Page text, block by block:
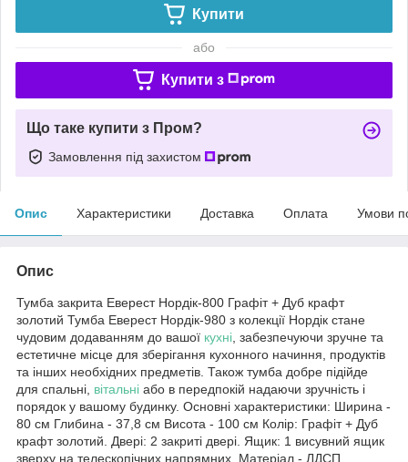
Купити
або
Купити з
Що таке купити з Пром?
Замовлення під захистом
Опис Характеристики Доставка Оплата Умови
Опис
Тумба закрита Еверест Нордік-800 Графіт + Дуб крафт
золотий Тумба Еверест Нордік-980 з колекції Нордік стане
чудовим додаванням до вашої кухні , забезпечуючи зручне та
естетичне місце для зберігання кухонного начиння, продуктів
та інших необхідних предметів. Також тумба добре підійде
для спальні, вітальні або в передпокій надаючи зручність і
порядок у вашому будинку. Основні характеристики: Ширина -
80 см Глибина - 37,8 см Висота - 100 см Колір: Графіт + Дуб
крафт золотий. Двері: 2 закриті двері. Ящик: 1 висувний ящик
зверху на телескопічних напрямних. Матеріал - ЛДСП.